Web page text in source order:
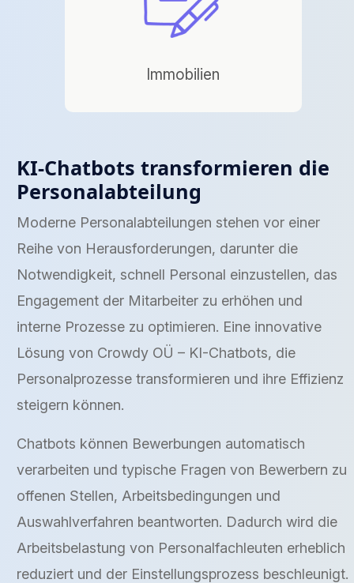
Immobilien
KI-Chatbots transformieren die
Personalabteilung
Moderne Personalabteilungen stehen vor einer
Reihe von Herausforderungen, darunter die
Notwendigkeit, schnell Personal einzustellen, das
Engagement der Mitarbeiter zu erhöhen und
interne Prozesse zu optimieren. Eine innovative
Lösung von Crowdy OÜ – KI-Chatbots, die
Personalprozesse transformieren und ihre Effizienz
steigern können.
Chatbots können Bewerbungen automatisch
verarbeiten und typische Fragen von Bewerbern zu
offenen Stellen, Arbeitsbedingungen und
Auswahlverfahren beantworten. Dadurch wird die
Arbeitsbelastung von Personalfachleuten erheblich
reduziert und der Einstellungsprozess beschleunigt.